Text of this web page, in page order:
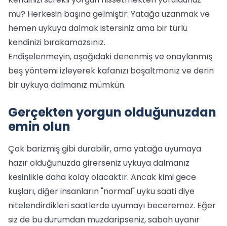
mu? Herkesin başına gelmiştir: Yatağa uzanmak ve
hemen uykuya dalmak istersiniz ama bir türlü
kendinizi bırakamazsınız.
Endişelenmeyin, aşağıdaki denenmiş ve onaylanmış
beş yöntemi izleyerek kafanızı boşaltmanız ve derin
bir uykuya dalmanız mümkün.
Gerçekten yorgun olduğunuzdan
emin olun
Çok barizmiş gibi durabilir, ama yatağa uyumaya
hazır olduğunuzda girerseniz uykuya dalmanız
kesinlikle daha kolay olacaktır. Ancak kimi gece
kuşları, diğer insanların "normal" uyku saati diye
nitelendirdikleri saatlerde uyumayı beceremez. Eğer
siz de bu durumdan muzdaripseniz, sabah uyanır